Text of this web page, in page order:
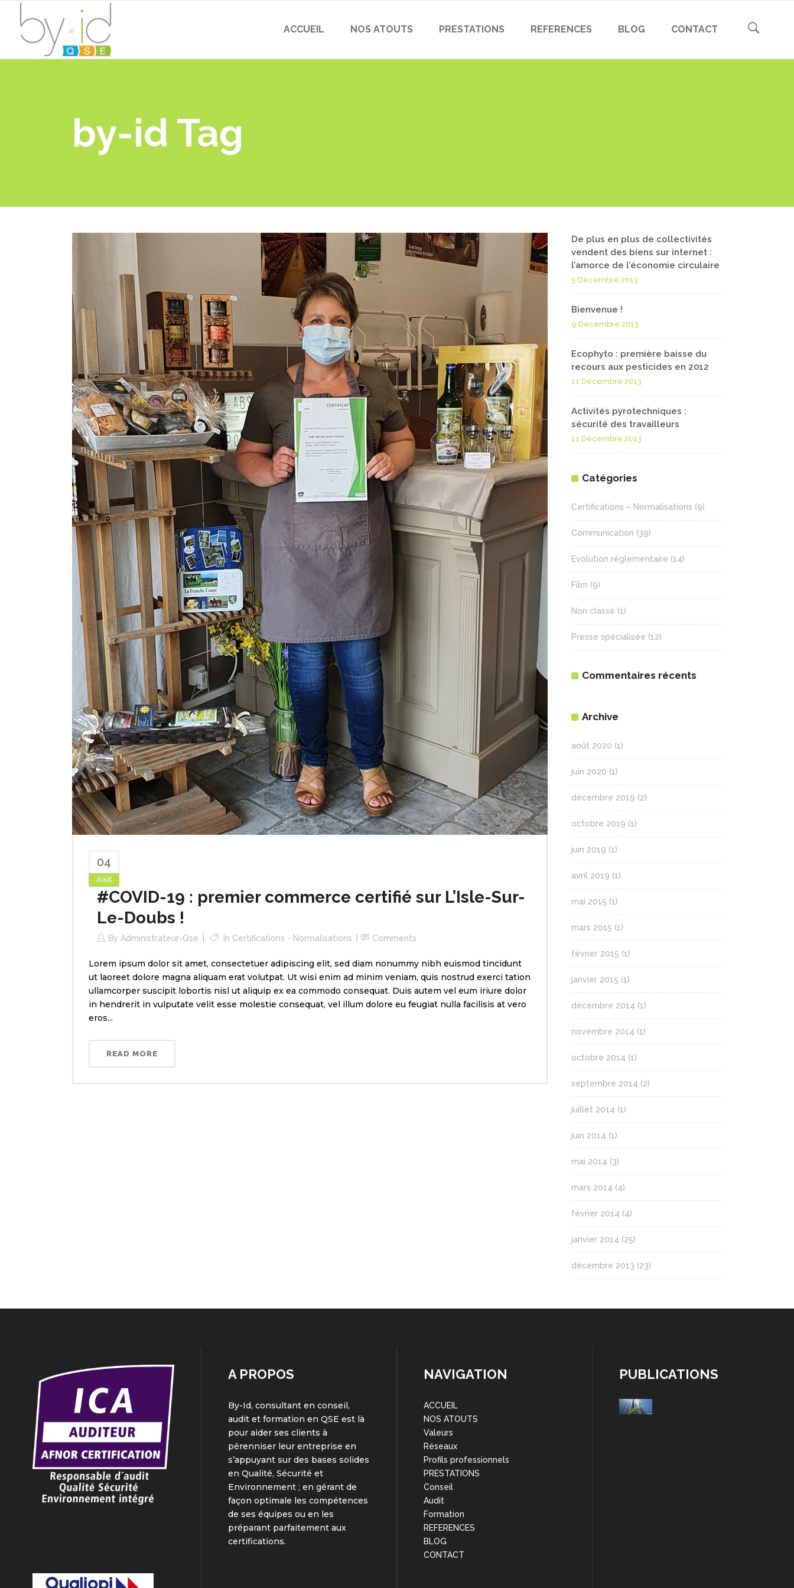
ACCUEIL NOS ATOUTS PRESTATIONS REFERENCES BLOG CONTACT
by-id Tag
04
Août
#COVID-19 : premier commerce certifié sur L’Isle-Sur-
Le-Doubs !
By Administrateur-Qse In Certifications - Normalisations Comments
Lorem ipsum dolor sit amet, consectetuer adipiscing elit, sed diam nonummy nibh euismod tincidunt
ut laoreet dolore magna aliquam erat volutpat. Ut wisi enim ad minim veniam, quis nostrud exerci tation
ullamcorper suscipit lobortis nisl ut aliquip ex ea commodo consequat. Duis autem vel eum iriure dolor
in hendrerit in vulputate velit esse molestie consequat, vel illum dolore eu feugiat nulla facilisis at vero
eros...
READ MORE
De plus en plus de collectivités
vendent des biens sur internet :
l’amorce de l’économie circulaire
5 Décembre 2013
Bienvenue !
9 Décembre 2013
Ecophyto : première baisse du
recours aux pesticides en 2012
11 Décembre 2013
Activités pyrotechniques :
sécurité des travailleurs
11 Décembre 2013
Catégories
Certifications – Normalisations (9)
Communication (39)
Evolution réglementaire (14)
Film (9)
Non classé (1)
Presse spécialisée (12)
Commentaires récents
Archive
août 2020 (1)
juin 2020 (1)
décembre 2019 (2)
octobre 2019 (1)
juin 2019 (1)
avril 2019 (1)
mai 2015 (1)
mars 2015 (1)
février 2015 (1)
janvier 2015 (1)
décembre 2014 (1)
novembre 2014 (1)
octobre 2014 (1)
septembre 2014 (2)
juillet 2014 (1)
juin 2014 (1)
mai 2014 (3)
mars 2014 (4)
février 2014 (4)
janvier 2014 (25)
décembre 2013 (23)
A PROPOS
By-Id, consultant en conseil,
audit et formation en QSE est là
pour aider ses clients à
pérenniser leur entreprise en
s’appuyant sur des bases solides
en Qualité, Sécurité et
Environnement ; en gérant de
façon optimale les compétences
de ses équipes ou en les
préparant parfaitement aux
certifications.
NAVIGATION
ACCUEIL
NOS ATOUTS
Valeurs
Réseaux
Profils professionnels
PRESTATIONS
Conseil
Audit
Formation
REFERENCES
BLOG
CONTACT
PUBLICATIONS